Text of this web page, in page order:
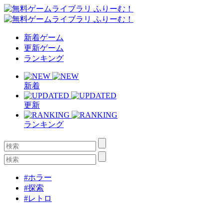
新着ゲーム
更新ゲーム
ランキング
新着
更新
ランキング
#ホラー
#探索
#レトロ